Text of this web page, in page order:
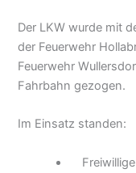
Der LKW wurde mit
der Feuerwehr
Feuerwehr
Fahrbahn gezogen.
Im Einsatz standen:
Freiwillige